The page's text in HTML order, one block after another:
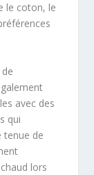
le coton, le
avec des
qui
tenue de
lors